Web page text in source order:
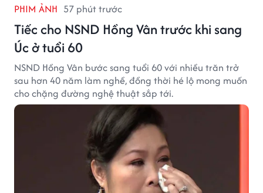
PHIM ẢNH 57 phút trước
Tiếc cho NSND Hồng Vân trước khi sang
Úc ở tuổi 60
NSND Hồng Vân bước sang tuổi 60 với nhiều trăn trở
sau hơn 40 năm làm nghề, đồng thời hé lộ mong muốn
cho chặng đường nghệ thuật sắp tới.